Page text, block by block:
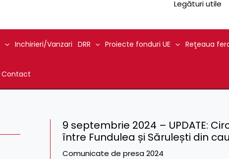
Legături utile
Inchirieri/Vanzari DRR Proiecte fonduri UE Reţeaua
Contact
9 septembrie 2024 – UPDATE:
între Fundulea și Sărulești din
Comunicate de presa 2024